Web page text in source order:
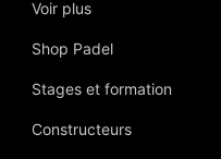
Voir plus
Shop Padel
Stages et formation
Constructeurs